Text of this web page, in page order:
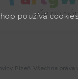
Plzeň. Všechna práva
používá